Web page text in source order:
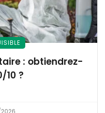
: obtiendrez-
10 ?